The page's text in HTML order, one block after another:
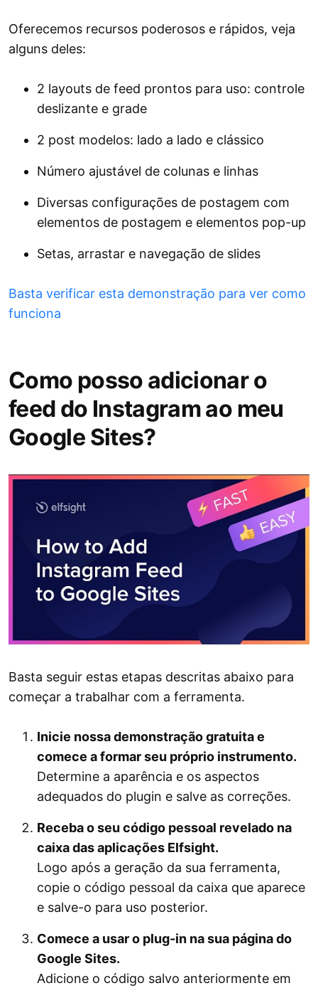
Elfsightgratuitamente no Google Sites,
visite o site da Elfsight e inscreva-se
Aproveite ao máximo o widget gratuito
configurações para complementar o
design da sua página do Google Sites.
Depois de otimizar seu feed do
Instagram gratuitamente, copie o código
HTML da sua página do Google Sites
exibido.
Oferecemos recursos poderosos e rápidos, veja
alguns deles:
2 layouts de feed prontos para uso: controle
deslizante e grade
2 post modelos: lado a lado e clássico
Número ajustável de colunas e linhas
Diversas configurações de postagem com
elementos de postagem e elementos pop-up
Setas, arrastar e navegação de slides
Basta verificar esta demonstração para ver como
funciona
Como posso adicionar o
feed do Instagram ao meu
Google Sites?
Basta seguir estas etapas descritas abaixo para
começar a trabalhar com a ferramenta.
Inicie nossa demonstração gratuita e
comece a formar seu próprio instrumento.
Determine a aparência e os aspectos
adequados do plugin e salve as correções.
Receba o seu código pessoal revelado na
caixa das aplicações Elfsight.
Logo após a geração da sua ferramenta,
copie o código pessoal da caixa que aparece
e salve-o para uso posterior.
Comece a usar o plug-in na sua página do
Google Sites.
Adicione o código salvo anteriormente em